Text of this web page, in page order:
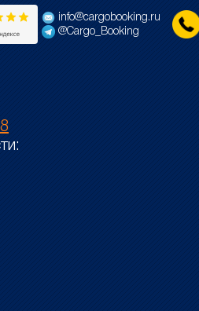
info@cargobooking.ru
@Cargo_Booking